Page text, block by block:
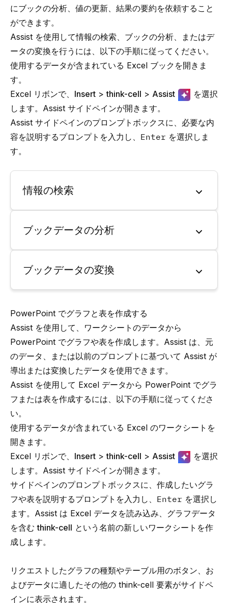
にブックの分析、値の更新、結果の要約を依頼すること
ができます。
Assist を使用して情報の検索、ブックの分析、またはデ
ータの変換を行うには、以下の手順に従ってください。
使用するデータが含まれている Excel ブックを開きま
す。
Excel リボンで、 Insert >think-cell > Assist
を選択
します。Assist サイドペインが開きます。
Assist サイドペインのプロンプトボックスに、必要な内
容を説明するプロンプトを入力し、 Enter を選択しま
す。
情報の検索
ブックデータの分析
ブックデータの変換
PowerPoint でグラフと表を作成する
Assist を使用して、ワークシートのデータから
PowerPoint でグラフや表を作成します。Assist は、元
のデータ、または以前のプロンプトに基づいて Assist が
導出または変換したデータを使用できます。
Assist を使用して Excel データから PowerPoint でグラ
フまたは表を作成するには、以下の手順に従ってくださ
い。
使用するデータが含まれている Excel のワークシートを
開きます。
Excel リボンで、 Insert >think-cell > Assist
を選択
します。Assist サイドペインが開きます。
サイドペインのプロンプトボックスに、作成したいグラ
フや表を説明するプロンプトを入力し、 Enter を選択し
ます。Assist は Excel データを読み込み、グラフデータ
を含むthink-cell という名前の新しいワークシートを作
成します。
リクエストしたグラフの種類やテーブル用のボタン、お
よびデータに適したその他の think-cell 要素がサイドペ
インに表示されます。